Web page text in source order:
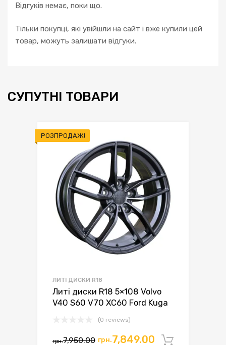
Відгуків немає, поки що.
Тільки покупці, які увійшли на сайт і вже купили цей
товар, можуть залишати відгуки.
СУПУТНІ ТОВАРИ
РОЗПРОДАЖ!
ЛИТІ ДИСКИ R18
Литі диски R18 5×108 Volvo
V40 S60 V70 XC60 Ford Kuga
(0 reviews)
грн.7,950.00 грн.7,849.00